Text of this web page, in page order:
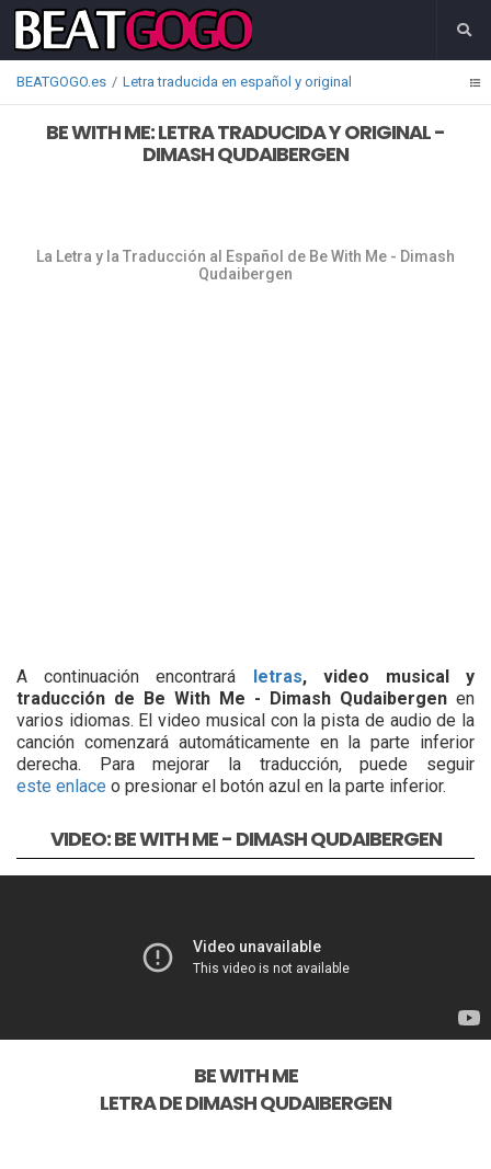
BEATGOGO.es Letra traducida en español y original
BE WITH ME: LETRA TRADUCIDA Y ORIGINAL -
DIMASH QUDAIBERGEN
La Letra y la Traducción al Español de Be With Me - Dimash
Qudaibergen
A continuación encontrará letras, video musical y
traducción de Be With Me - Dimash Qudaibergen en
varios idiomas. El video musical con la pista de audio de la
canción comenzará automáticamente en la parte inferior
derecha. Para mejorar la traducción, puede seguir
este enlace o presionar el botón azul en la parte inferior.
VIDEO: BE WITH ME - DIMASH QUDAIBERGEN
BE WITH ME
LETRA DEDIMASH QUDAIBERGEN